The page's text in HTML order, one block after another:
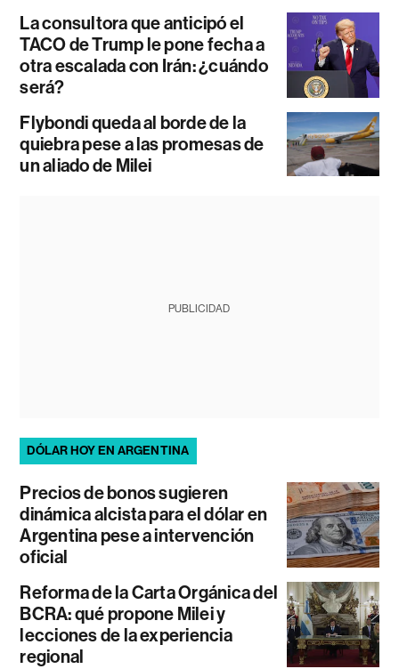
La consultora que anticipó el
TACO de Trump le pone fecha a
otra escalada con Irán: ¿cuándo
será?
Flybondi queda al borde de la
quiebra pese a las promesas de
un aliado de Milei
PUBLICIDAD
DÓLAR HOY EN ARGENTINA
Precios de bonos sugieren
dinámica alcista para el dólar en
Argentina pese a intervención
oficial
Reforma de la Carta Orgánica del
BCRA: qué propone Milei y
lecciones de la experiencia
regional